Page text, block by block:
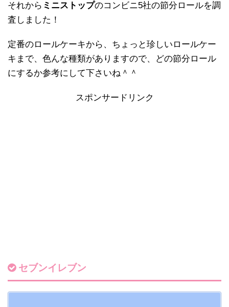
それから ミニストップのコンビニ5社の節分ロールを調
査しました！
定番のロールケーキから、ちょっと珍しいロールケー
キまで、色んな種類がありますので、どの節分ロール
にするか参考にして下さいね＾＾
スポンサードリンク
セブンイレブン